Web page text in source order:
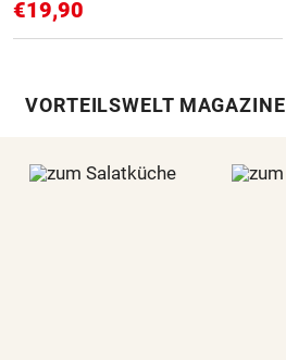
€19,90
VORTEILSWELT MAGAZINE